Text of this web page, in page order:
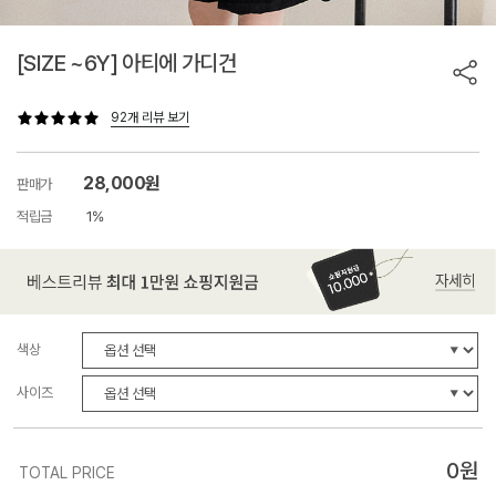
[SIZE ~6Y] 아티에 가디건
92개 리뷰 보기
판매가 28,000원
적립금 1%
색상
사이즈
TOTAL PRICE 0원